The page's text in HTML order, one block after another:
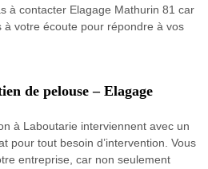
à contacter Elagage Mathurin 81 car
votre écoute pour répondre à vos
de pelouse – Elagage
à Laboutarie interviennent avec un
pour tout besoin d’intervention. Vous
entreprise, car non seulement